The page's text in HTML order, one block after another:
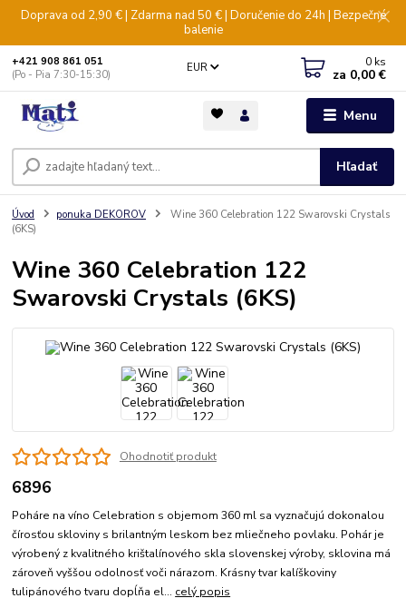
Doprava od 2,90 € | Zdarma nad 50 € | Doručenie do 24h | Bezpečné
balenie
Menu
EUR
Hľadať
+421 908 861 051
(Po - Pia 7:30-15:30)
0 ks
za 0,00 €
Úvod ponuka DEKOROV
Wine 360 Celebration 122 Swarovski Crystals
(6KS)
Wine 360 Celebration 122
Swarovski Crystals (6KS)
Ohodnotiť produkt
6896
Poháre na víno Celebration s objemom 360 ml sa vyznačujú dokonalou
čírosťou skloviny s brilantným leskom bez mliečneho povlaku. Pohár je
výrobený z kvalitného krištalínového skla slovenskej výroby, sklovina má
zároveň vyššou odolnosť voči nárazom. Krásny tvar kalíškoviny
tulipánového tvaru dopĺňa el... celý popis